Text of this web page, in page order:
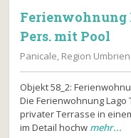
Ferienwohnung
Pers. mit Pool
Panicale, Region Umbrien
Objekt 58_2:
Die Ferienwohnung
privater Terrasse in
im Detail hochw mehr...